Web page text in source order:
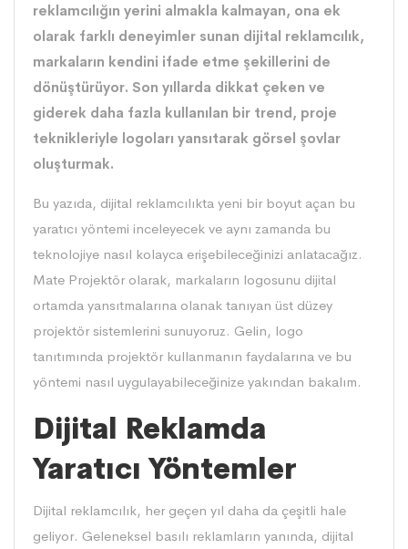
reklamcılığın yerini almakla kalmayan, ona ek
olarak farklı deneyimler sunan dijital reklamcılık,
markaların kendini ifade etme şekillerini de
dönüştürüyor. Son yıllarda dikkat çeken ve
giderek daha fazla kullanılan bir trend, proje
teknikleriyle logoları yansıtarak görsel şovlar
oluşturmak.
Bu yazıda, dijital reklamcılıkta yeni bir boyut açan bu
yaratıcı yöntemi inceleyecek ve aynı zamanda bu
teknolojiye nasıl kolayca erişebileceğinizi anlatacağız.
Mate Projektör olarak, markaların logosunu dijital
ortamda yansıtmalarına olanak tanıyan üst düzey
projektör sistemlerini sunuyoruz. Gelin, logo
tanıtımında projektör kullanmanın faydalarına ve bu
yöntemi nasıl uygulayabileceğinize yakından bakalım.
Dijital Reklamda
Yaratıcı Yöntemler
Dijital reklamcılık, her geçen yıl daha da çeşitli hale
geliyor. Geleneksel basılı reklamların yanında, dijital